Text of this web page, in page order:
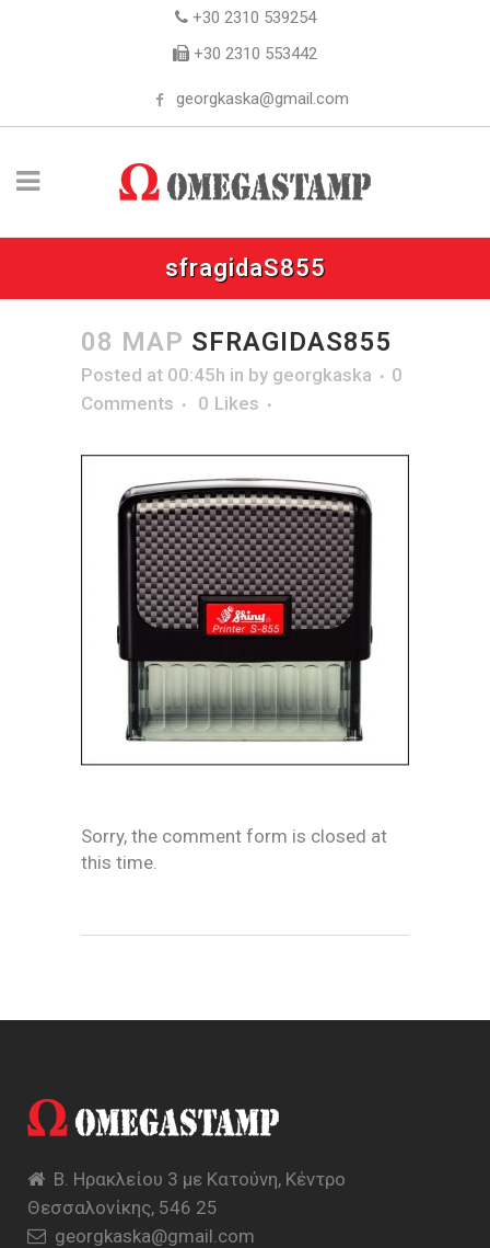
+30 2310 539254
+30 2310 553442
georgkaska@gmail.com
sfragidaS855
08 ΜΑΡ SFRAGIDAS855
Posted at 00:45h in by georgkaska
0
Comments
0 Likes
Sorry, the comment form is closed at
this time.
Β. Ηρακλείου 3 με Κατούνη, Κέντρο
Θεσσαλονίκης, 546 25
georgkaska@gmail.com